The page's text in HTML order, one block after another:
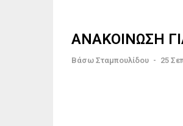
ΑΝΑΚΟΙΝΩΣΗ
Βάσω Σταμπουλίδου - 25